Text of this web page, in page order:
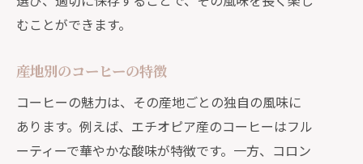
季節限定のフレーバーコーヒー
スパイスフレーバーを楽しむ
チョコレート風味のコーヒー
ナッツ風味のコーヒーの特徴
バニラ風味のコーヒーの楽しみ方
むことができます。
産地別のコーヒーの特徴
コーヒーの魅力は、その産地ごとの独自の風味に
あります。例えば、エチオピア産のコーヒーはフル
ーティーで華やかな酸味が特徴です。一方、コロン